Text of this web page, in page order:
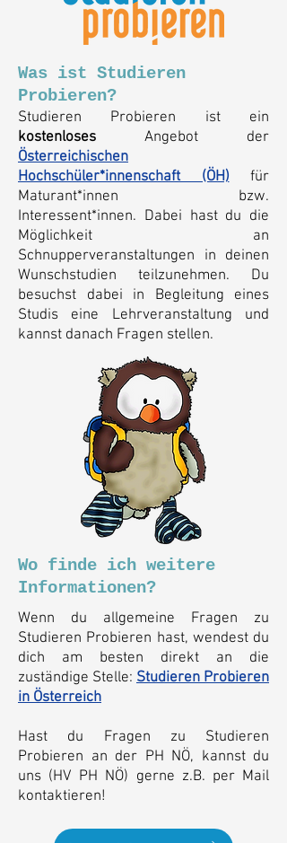
Was ist Studieren
Probieren?
Studieren Probieren ist ein
kostenloses Angebot der
Österreichischen
Hochschüler*innenschaft (ÖH)für
Maturant*innen bzw.
Interessent*innen. Dabei hast du die
Möglichkeit an
Schnupperveranstaltungen in deinen
Wunschstudien teilzunehmen. Du
besuchst dabei in Begleitung eines
Studis eine Lehrveranstaltung und
kannst danach Fragen stellen.
Wo finde ich weitere
Informationen?
Wenn du allgemeine Fragen zu
Studieren Probieren hast, wendest du
dich am besten direkt an die
zuständige Stelle: Studieren Probieren
in Österreich
Hast du Fragen zu Studieren
Probieren an der PH NÖ, kannst du
uns (HV PH NÖ) gerne z.B. per Mail
kontaktieren!